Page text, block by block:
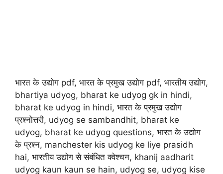
भारत के उद्योग pdf, भारत के प्रमुख उद्योग pdf, भारतीय उद्योग,
bhartiya udyog, bharat ke udyog gk in hindi,
bharat ke udyog in hindi, भारत के प्रमुख उद्योग
प्रश्नोत्तरी, udyog se sambandhit, bharat ke
udyog, bharat ke udyog questions, भारत के उद्योग
के प्रश्न, manchester kis udyog ke liye prasidh
hai, भारतीय उद्योग से संबंधित क्वेश्चन, khanij aadharit
udyog kaun kaun se hain, udyog se, udyog kise